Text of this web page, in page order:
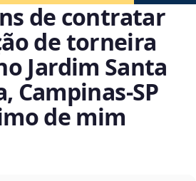
de contratar
de torneira
Jardim Santa
Campinas‑SP
de mim